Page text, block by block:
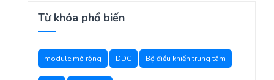
Từ khóa phổ biến
module mở rộng DDC Bộ điều khiển trung tâm